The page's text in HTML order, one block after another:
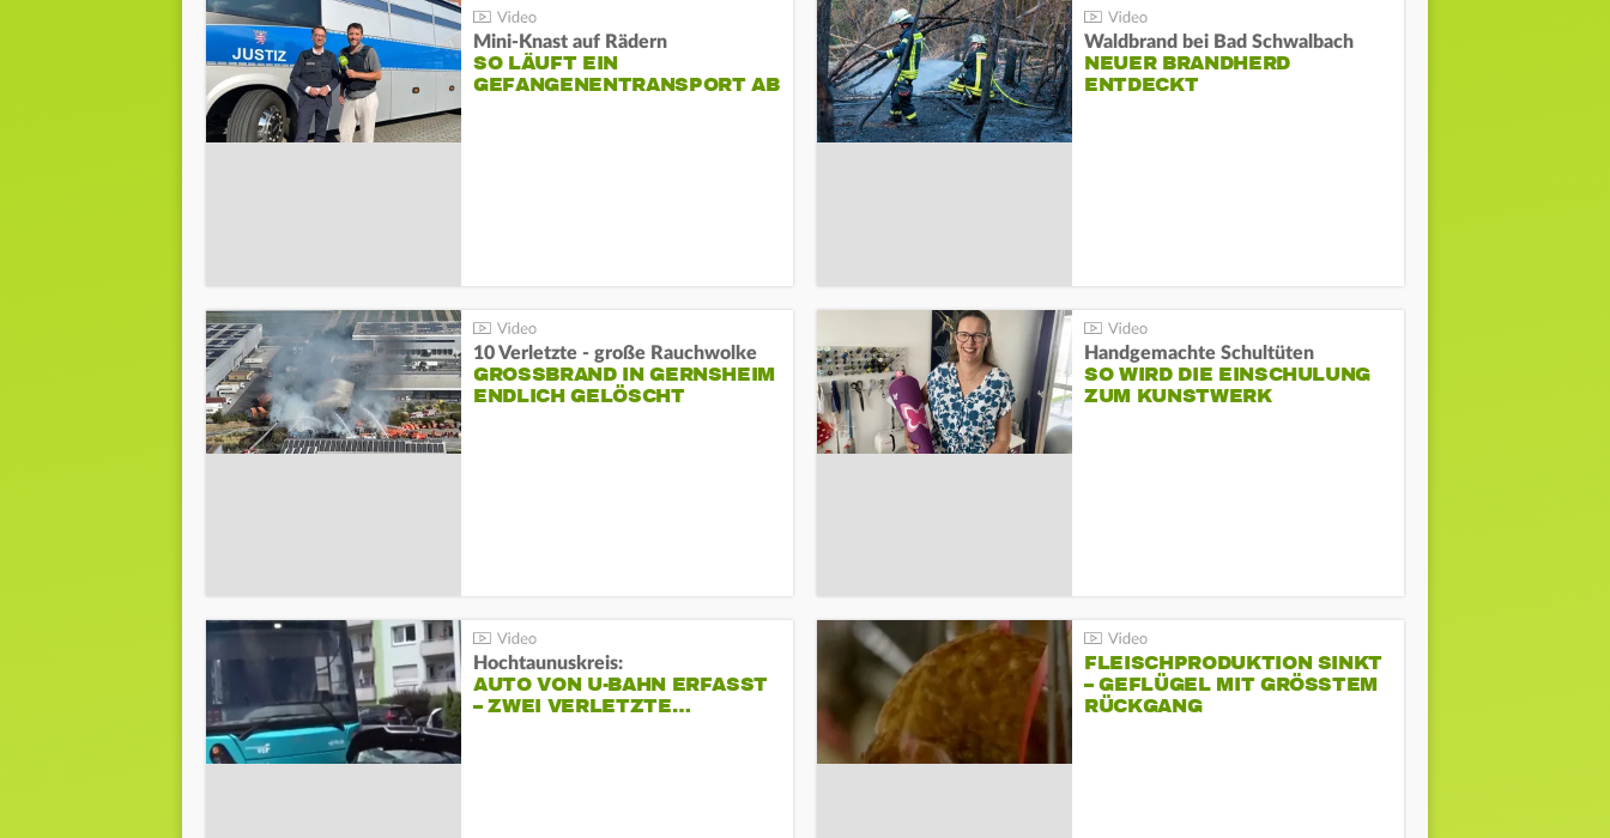
Mini-Knast auf Rädern
SO LÄUFT EIN
GEFANGENENTRANSPORT AB
Waldbrand bei Bad Schwalbach
NEUER BRANDHERD
ENTDECKT
10 Verletzte - große Rauchwolke
GROSSBRAND IN GERNSHEIM E
NDLICH GELÖSCHT
Handgemachte Schultüten
SO WIRD DIE EINSCHULUNG
ZUM KUNSTWERK
Hochtaunuskreis:
AUTO VON U-BAHN ERFASST
– ZWEI VERLETZTE…
FLEISCHPRODUKTION SINKT
– GEFLÜGEL MIT GRÖSSTEM R
ÜCKGANG